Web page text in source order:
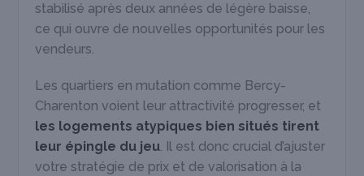
stabilisé après deux années de légère baisse,
ce qui ouvre de nouvelles opportunités pour les
vendeurs.
Les quartiers en mutation comme Bercy-
Charenton voient leur attractivité progresser, et
les logements atypiques bien situés tirent
leur épingle du jeu. Il est donc crucial d’ajuster
votre stratégie de prix et de valorisation à la